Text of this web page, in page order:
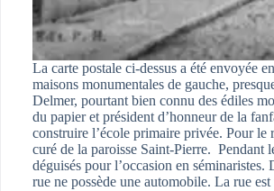
La carte postale ci-dessus a été envoyée
maisons monumentales de gauche,
Delmer, pourtant bien connu des édiles
du papier et président d’honneur de la
construire l’école primaire privée. Pour
curé de la paroisse Saint-Pierre. Pendant
déguisés pour l’occasion en
rue ne possède une automobile. La rue